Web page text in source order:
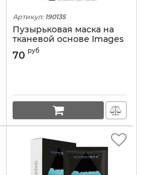
Артикул: 190135
Пузырьковая маска на
тканевой основе Images
"Amino Acid Bubbles
Facial Mask" 25g
70 руб